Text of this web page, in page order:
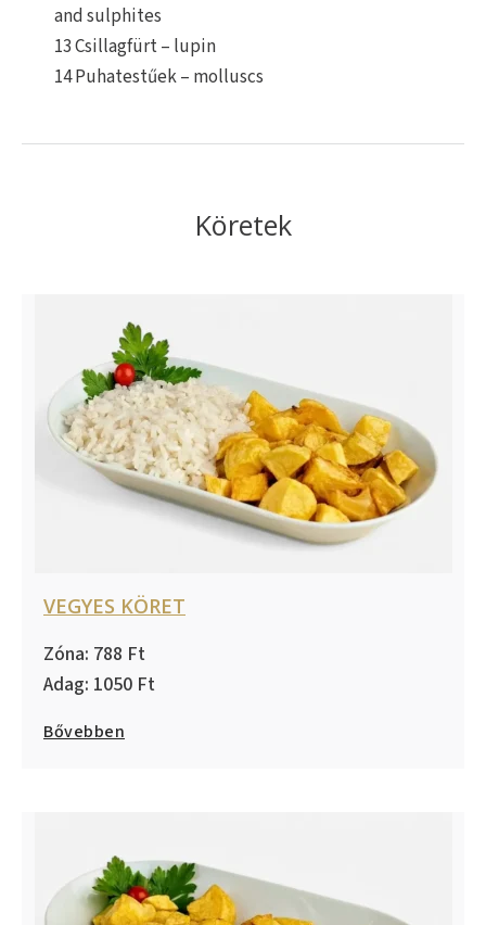
and sulphites
13 Csillagfürt – lupin
14 Puhatestűek – molluscs
Köretek
VEGYES KÖRET
788
1050
Bővebben